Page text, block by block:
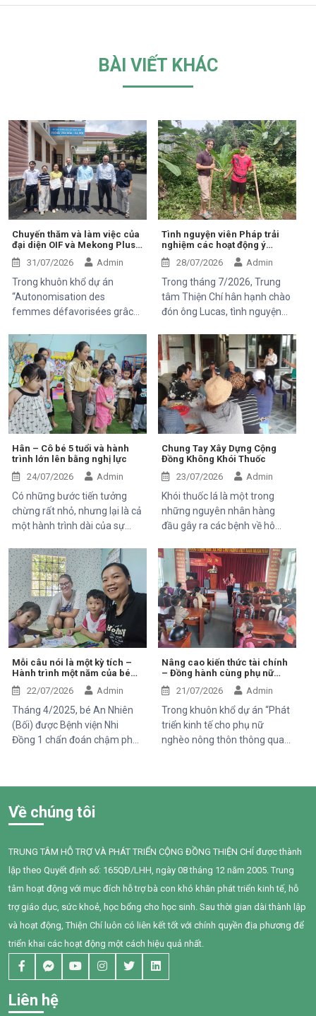
BÀI VIẾT KHÁC
Chuyến thăm và làm việc của
đại diện OIF và Mekong Plus
tại cộng đồng dự án
31/07/2026 Admin
Trong khuôn khổ dự án
“Autonomisation des
femmes défavorisées grâce
économique et à l'accès aux
soins de santé 2025–2028”,
Trung tâm Thiện Chí vinh dự
đón tiếp ông Kaloyan Kolev,
đại diện đơn vị tài trợ
Organisation internationale
de la Francophonie (OIF), và
ông Bernard Kervyn, đại diện
Mekong Plus, trong chuyến
công tác tại xã Tánh Linh, Bắc
Ruộng và Hàm Kiệm, tỉnh
Lâm Đồng.
Tình nguyện viên Pháp trải
nghiệm các hoạt động ý
nghĩa tại Trung tâm Thiện Chí
28/07/2026 Admin
Trong tháng 7/2026, Trung
tâm Thiện Chí hân hạnh chào
đón ông Lucas, tình nguyện
chuyến thăm và trải nghiệm
các hoạt động của dự án do
Mekong Plus tài trợ tại địa
phương.
Hân – Cô bé 5 tuổi và hành
trình lớn lên bằng nghị lực
24/07/2026
Admin
Có những bước tiến tưởng
chừng rất nhỏ, nhưng lại là cả
một hành trình dài của sự
vọng. Hân, cô bé 5 tuổi với nụ
cười trong trẻo, đã đến với
Trung tâm trong những ngày
đầu mang theo rất nhiều thử
thách. Ngay từ khi chào đời,
em phải đối mặt với nhiều vấn
đề về sức khỏe, khiến quá
trình phát triển chậm hơn so
với các bạn cùng trang lứa.
Những điều tưởng như rất
bình thường đối với một đứa
trẻ lại là những cột mốc đầy
gian nan đối với em.
Chung Tay Xây Dựng Cộng
Đồng Không Khói Thuốc
23/07/2026
Admin
Khói thuốc lá là một trong
những nguyên nhân hàng
đầu gây ra các bệnh về hô
Điều đáng lo ngại là không chỉ
người hút thuốc bị ảnh hưởng
mà những người xung quanh,
đặc biệt là trẻ em, phụ nữ
mang thai và người cao tuổi,
cũng phải đối mặt với nhiều
nguy cơ sức khỏe do hít phải
khói thuốc thụ động.
Mỗi câu nói là một kỳ tích –
Hành trình một năm của bé
An Nhiên (Bối)
22/07/2026 Admin
Tháng 4/2025, bé An Nhiên
(Bối) được Bệnh viện Nhi
Đồng 1 chẩn đoán chậm phát
gặp nhiều khó khăn trong
đạt nhu cầu của mình. Sau
một năm can thiệp với sự
đồng hành tận tâm của các
cô giáo, sự kiên trì của gia
đình và nỗ lực không ngừng
của chính Bối, em đã có
những bước tiến đầy tự hào.
Nâng cao kiến thức tài chính
– Đồng hành cùng phụ nữ
phát triển sinh kế bền vững
21/07/2026 Admin
Trong khuôn khổ dự án “Phát
triển kinh tế cho phụ nữ
nghèo nông thôn thông qua
khỏe giai đoạn 2025–2028”
kiến thức về quản lý chi tiêu
trong gia đình cho 95 phụ nữ
tại xã Tân Thành,Hàm Thuận
Nam.
Về chúng tôi
TRUNG TÂM HỖ TRỢ VÀ PHÁT TRIỂN CỘNG ĐỒNG THIỆN CHÍ được thành
lập theo Quyết định số: 165QĐ/LHH, ngày 08 tháng 12 năm 2005. Trung
tâm hoạt động với mục đích hỗ trợ bà con khó khăn phát triển kinh tế, hỗ
trợ giáo dục, sức khoẻ, học bổng cho học sinh. Sau thời gian dài thành lập
và hoạt động, Thiện Chí luôn có liên kết tốt với chính quyền địa phương để
triển khai các hoạt động một cách hiệu quả nhất.
Liên hệ